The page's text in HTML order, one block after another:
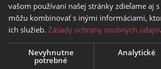
vašom používaní našej stránky zdieľame
môžu kombinovať s inými informáciami,
ich služieb. Zásady ochrany osobných
Nevyhnutne
potrebné
Analytické